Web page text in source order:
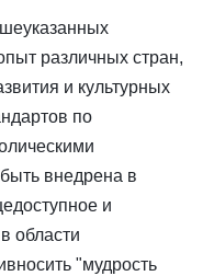
различных стран,
и культурных
по
внедрена в
и
области
"мудрость